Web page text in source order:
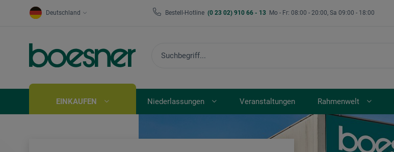
Deutschland Bestell-Hotline (0 23 02) 910 66 - 13 Mo - Fr: 08:00 - 20:00, Sa 09:00 - 18:00
EINKAUFEN Niederlassungen Veranstaltungen Rahmenwelt